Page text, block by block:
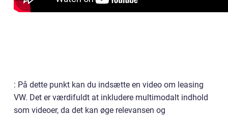
: På dette punkt kan du indsætte en video om leasing
VW. Det er værdifuldt at inkludere multimodalt indhold
som videoer, da det kan øge relevansen og